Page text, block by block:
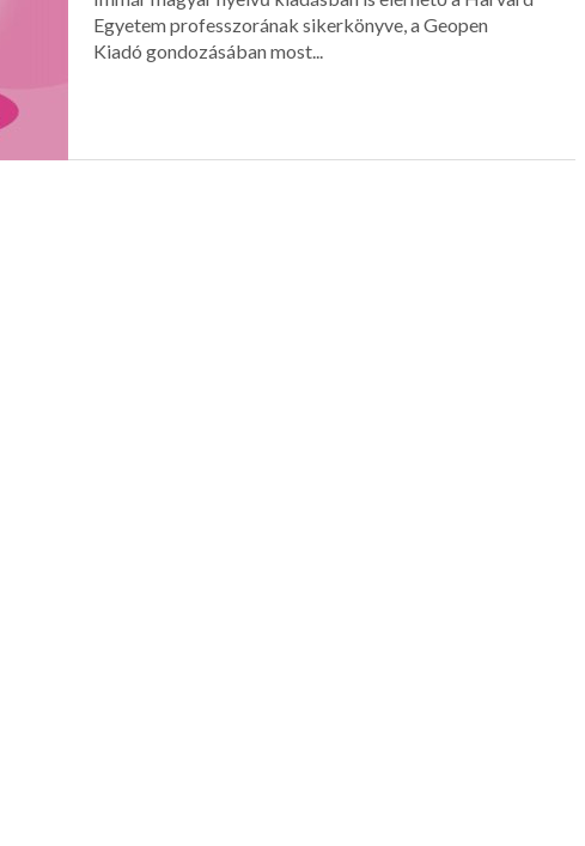
Egyetem professzorának sikerkönyve, a Geopen
Kiadó gondozásában most...